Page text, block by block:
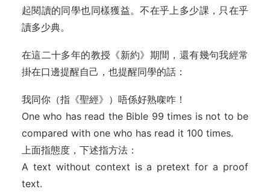
起閱讀的同學也同樣獲益。不在乎上多少課，只在乎
讀多少典。
在這二十多年的教授《新約》期間，還有幾句我經常
掛在口邊提醒自己，也提醒同學的話：
我同你（指《聖經》）唔係好熟㗎咋！
One who has read the Bible 99 times is not to be
compared with one who has read it 100 times.
上面指態度，下述指方法：
A text without context is a pretext for a proof
text.